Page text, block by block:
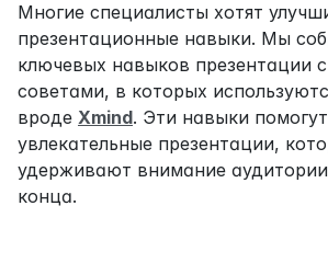
Многие специалисты хотят
презентационные навыки. Мы
ключевых навыков презентации
советами, в которых
вроде Xmind. Эти навыки
увлекательные презентации,
удерживают внимание
конца.